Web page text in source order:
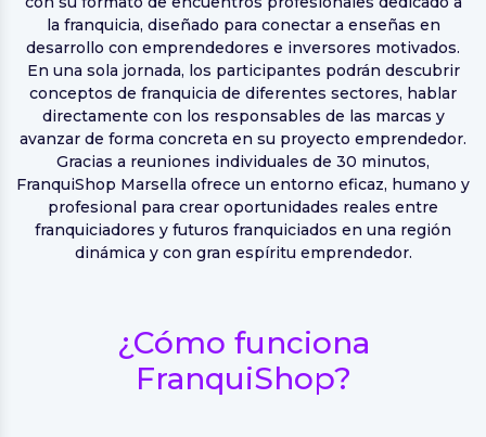
la franquicia, diseñado para conectar a enseñas en
desarrollo con emprendedores e inversores motivados.
En una sola jornada, los participantes podrán descubrir
conceptos de franquicia de diferentes sectores, hablar
directamente con los responsables de las marcas y
avanzar de forma concreta en su proyecto emprendedor.
Gracias a reuniones individuales de 30 minutos,
FranquiShop Marsella ofrece un entorno eficaz, humano y
profesional para crear oportunidades reales entre
franquiciadores y futuros franquiciados en una región
dinámica y con gran espíritu emprendedor.
¿Cómo funciona
FranquiShop?